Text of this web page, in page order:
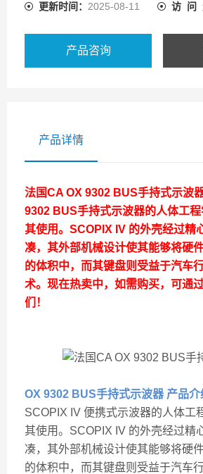
更新时间： 2025-08-11 访 问
产品咨询
产品详情
法国CA OX 9302 BUS手持式示波
9302 BUS手持式示波器的人体工
其使用。SCOPIX IV 的外壳经过精
凑，其外部机械设计使其能够将硬
的体积中，而其键盘则受益于汽车
术。现在热卖中，如需购买，可通
们！
OX 9302 BUS手持式示波器 产品介
SCOPIX IV 便携式示波器的人体工
其使用。SCOPIX IV 的外壳经过精
凑，其外部机械设计使其能够将硬
的体积中，而其键盘则受益于汽车